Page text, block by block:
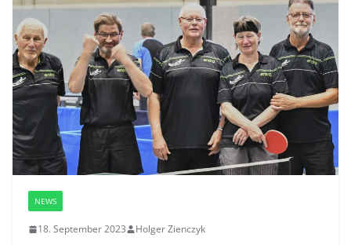
NEWS
18. September 2023 Holger Zienczyk